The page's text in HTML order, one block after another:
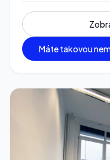
Máte takovou